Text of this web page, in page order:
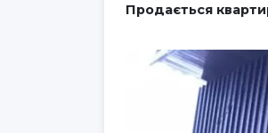
Продається